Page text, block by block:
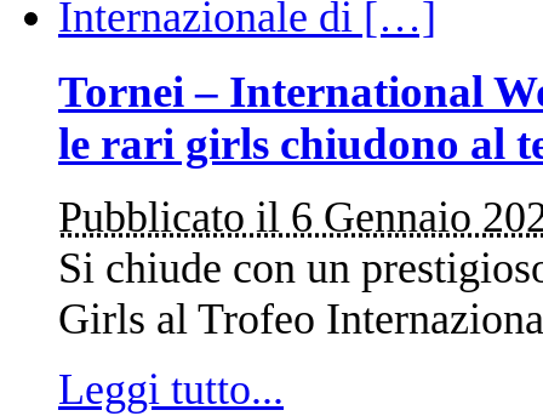
Tornei – International
le rari girls chiudono al
Pubblicato il 6 Gennaio
Si chiude con un
Girls al Trofeo
Leggi tutto...